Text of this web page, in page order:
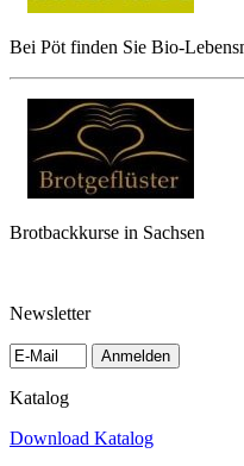
Bei Pöt finden Sie Bio-
Brotbackkurse in Sachsen
Newsletter
Anmelden
Katalog
Download Katalog